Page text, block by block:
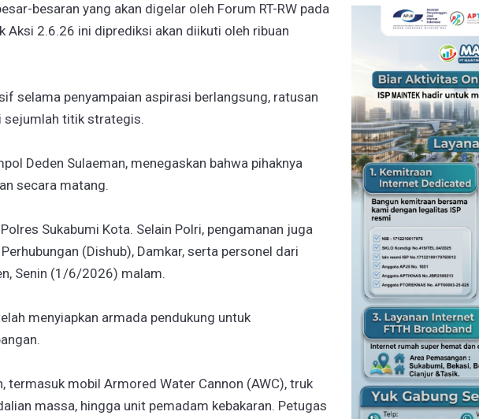
besaran yang akan digelar oleh Forum RT-RW pada
Aksi 2.6.26 ini diprediksi akan diikuti oleh ribuan
selama penyampaian aspirasi berlangsung, ratusan
sejumlah titik strategis.
Deden Sulaeman, menegaskan bahwa pihaknya
secara matang.
Sukabumi Kota. Selain Polri, pengamanan juga
(Dishub), Damkar, serta personel dari
Senin (1/6/2026) malam.
menyiapkan armada pendukung untuk
termasuk mobil Armored Water Cannon (AWC), truk
massa, hingga unit pemadam kebakaran. Petugas